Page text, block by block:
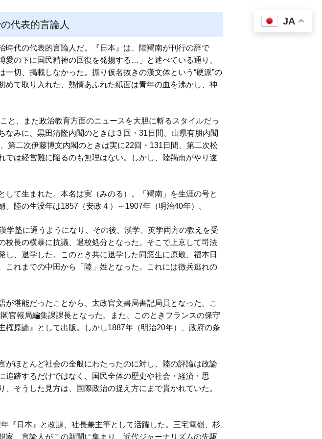
代表的言論人
代の代表的言論人だ。『日本』は、陸羯南が刊行の辞で
愛の下に国民精神の回復を発揚する…」と述べている通り、
切、掲載しなかった。振り仮名抜きの漢文体という“硬派”の
て取り入れた、熱情あふれた紙面は青年の血を沸かし、神
、また政治教育方面のニュースを大胆に斬るスタイルだっ
みに、黒田清隆内閣のときは３回・31日間、山県有朋内閣
第二次伊藤博文内閣のときは実に22回・131日間、第二次松
は経営難に陥るのも無理はない。しかし、陸羯南がやり遂
て生まれた。本名は実（みのる）。「羯南」を生涯の号と
陸の生没年は1857（安政４）～1907年（明治40年）。
塾に通うようになり、その後、漢学、英学両方の教えを受
長の横暴に抗議、退校処分となった。そこで上京して司法
、退学した。このとき共に退学した同窓生に原敬、福本日
れまでの中田から「陸」姓となった。これには徴兵逃れの
堪能だったことから、太政官文書局書記局員となった。こ
官報局編集課課長となった。また、このときフランスの保守
原論』として出版。しかし1887年（明治20年）、政府の条
ほとんど社会の全般にわたったのに対し、陸の評論は政論
跡するだけではなく、国民全体の歴史や社会・経済・思
そうした見方は、国際政治の捉え方にまで貫かれていた。
『日本』と改題、社長兼主筆として活躍した。三宅雪嶺、杉
、言論人がこの新聞に集まり、近代ジャーナリズムの先駆
JA